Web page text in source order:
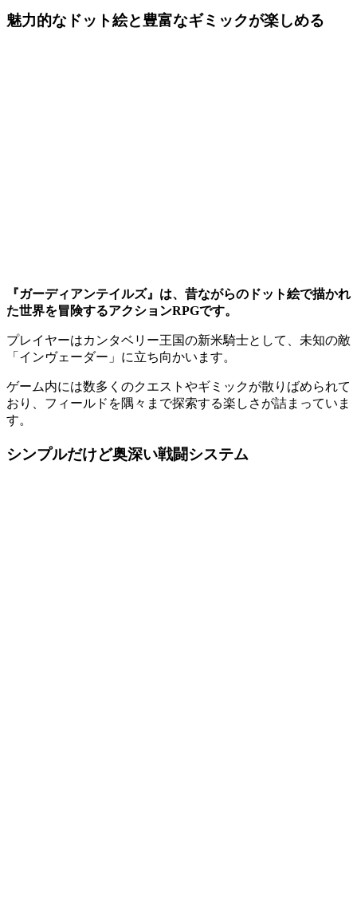
魅力的なドット絵と豊富なギミックが楽しめる
『ガーディアンテイルズ』は、昔ながらのドット絵で描かれ
た世界を冒険するアクションRPGです。
プレイヤーはカンタベリー王国の新米騎士として、未知の敵
「インヴェーダー」に立ち向かいます。
ゲーム内には数多くのクエストやギミックが散りばめられて
おり、フィールドを隅々まで探索する楽しさが詰まっていま
す。
シンプルだけど奥深い戦闘システム